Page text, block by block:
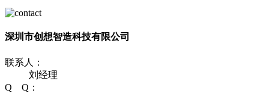
深圳市创想智造科技有限公司
联系人：
刘经理
Q Q：